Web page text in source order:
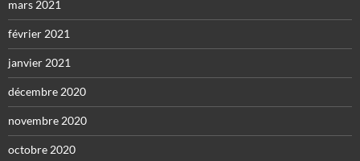
mars 2021
février 2021
janvier 2021
décembre 2020
novembre 2020
octobre 2020